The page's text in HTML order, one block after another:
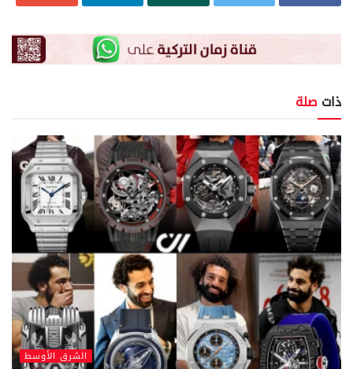
ذات صلة
الشرق الأوسط